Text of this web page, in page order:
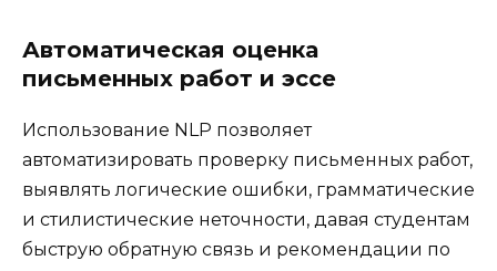
Автоматическая оценка
письменных работ и эссе
Использование NLP позволяет
автоматизировать проверку письменных работ,
выявлять логические ошибки, грамматические
и стилистические неточности, давая студентам
быструю обратную связь и рекомендации по